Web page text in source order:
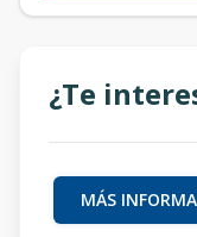
¿Te
MÁS